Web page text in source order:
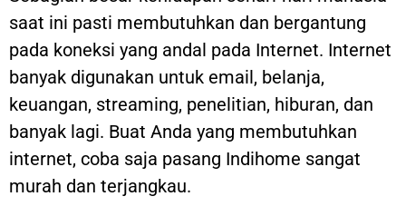
saat ini pasti membutuhkan dan bergantung
pada koneksi yang andal pada Internet. Internet
banyak digunakan untuk email, belanja,
keuangan, streaming, penelitian, hiburan, dan
banyak lagi. Buat Anda yang membutuhkan
internet, coba saja pasang Indihome sangat
murah dan terjangkau.